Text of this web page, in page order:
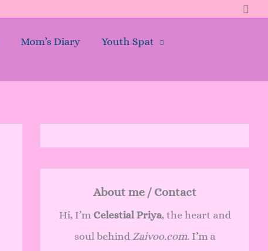
Mom’s Diary
Youth Spat
About me / Contact
Hi, I’m Celestial Priya, the heart and
soul behind Zaivoo.com. I’m a